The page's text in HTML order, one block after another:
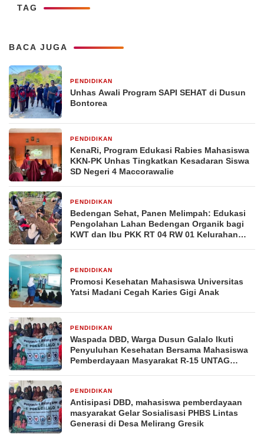
TAG
BACA JUGA
PENDIDIKAN
Unhas Awali Program SAPI SEHAT di Dusun
Bontorea
PENDIDIKAN
KenaRi, Program Edukasi Rabies Mahasiswa
KKN-PK Unhas Tingkatkan Kesadaran Siswa
SD Negeri 4 Maccorawalie
PENDIDIKAN
Bedengan Sehat, Panen Melimpah: Edukasi
Pengolahan Lahan Bedengan Organik bagi
KWT dan Ibu PKK RT 04 RW 01 Kelurahan
PENDIDIKAN
Promosi Kesehatan Mahasiswa Universitas
Yatsi Madani Cegah Karies Gigi Anak
PENDIDIKAN
Waspada DBD, Warga Dusun Galalo Ikuti
Penyuluhan Kesehatan Bersama Mahasiswa
Pemberdayaan Masyarakat R-15 UNTAG
PENDIDIKAN
Antisipasi DBD, mahasiswa pemberdayaan
masyarakat Gelar Sosialisasi PHBS Lintas
Generasi di Desa Melirang Gresik